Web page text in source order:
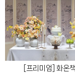
[프리미엄] 화온